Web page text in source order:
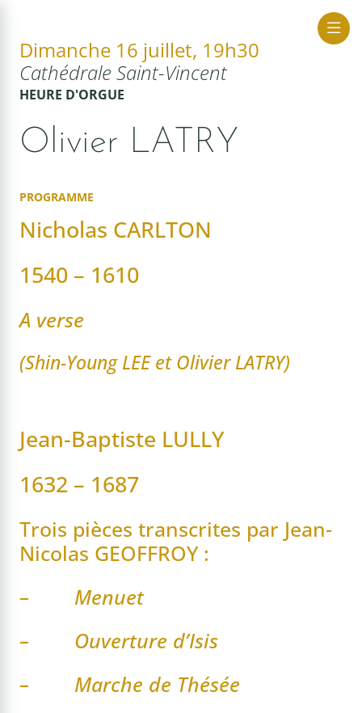
Sacrée
Dimanche 16 juillet, 19h30
Cathédrale Saint-Vincent
HEURE D'ORGUE
Olivier LATRY
PROGRAMME
Nicholas CARLTON
1540 – 1610
A verse
(Shin-Young LEE et Olivier LATRY)
Jean-Baptiste LULLY
1632 – 1687
Trois pièces transcrites par Jean-
Nicolas GEOFFROY :
– Menuet
– Ouverture d’Isis
– Marche de Thésée